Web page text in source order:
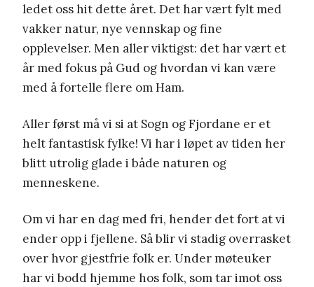
ledet oss hit dette året. Det har vært fylt med
vakker natur, nye vennskap og fine
opplevelser. Men aller viktigst: det har vært et
år med fokus på Gud og hvordan vi kan være
med å fortelle flere om Ham.
Aller først må vi si at Sogn og Fjordane er et
helt fantastisk fylke! Vi har i løpet av tiden her
blitt utrolig glade i både naturen og
menneskene.
Om vi har en dag med fri, hender det fort at vi
ender opp i fjellene. Så blir vi stadig overrasket
over hvor gjestfrie folk er. Under møteuker
har vi bodd hjemme hos folk, som tar imot oss